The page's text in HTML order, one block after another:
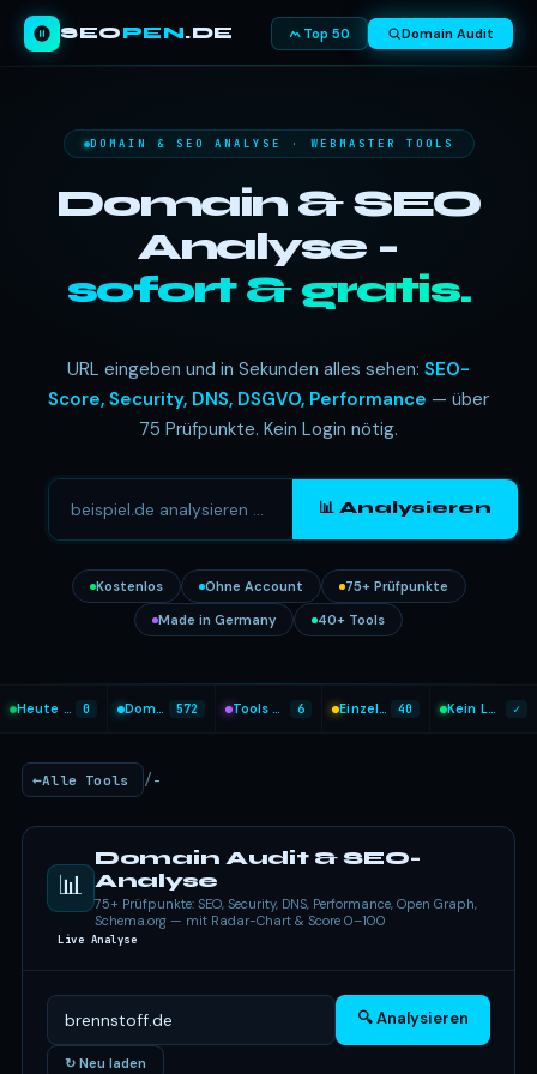
SEOPEN.DE Top 50 Domain Audit
DOMAIN & SEO ANALYSE · WEBMASTER TOOLS
Domain & SEO
Analyse -
sofort & gratis.
URL eingeben und in Sekunden alles sehen: SEO-
Score, Security, DNS, DSGVO, Performance — über
75 Prüfpunkte. Kein Login nötig.
📊 Analysieren
Kostenlos Ohne Account
75+ Prüfpunkte
Made in Germany
40+ Tools
Heute analysiert 0 Domains geprüft 572 Tools heute genutzt 6 Einzel-Tools 40 Kein Login nötig ✓
Alle Tools / -
📊
Domain Audit & SEO-
Analyse
75+ Prüfpunkte: SEO, Security, DNS, Performance, Open Graph,
Schema.org — mit Radar-Chart & Score 0–100
Live Analyse
🔍 Analysieren
↻ Neu laden